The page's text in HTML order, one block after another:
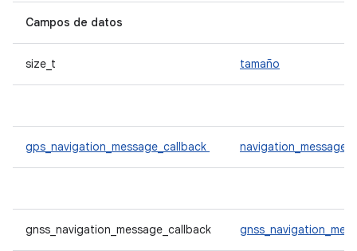
Campos de datos
size_t tamaño
gps_navigation_message_callback
gnss_navigation_message_callback